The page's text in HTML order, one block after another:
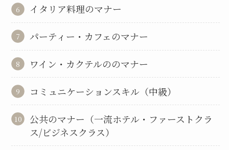
イタリア料理のマナー
パーティー・カフェのマナー
ワイン・カクテルののマナー
コミュニケーションスキル（中級）
公共のマナー（一流ホテル・ファーストクラ
ス/ビジネスクラス）